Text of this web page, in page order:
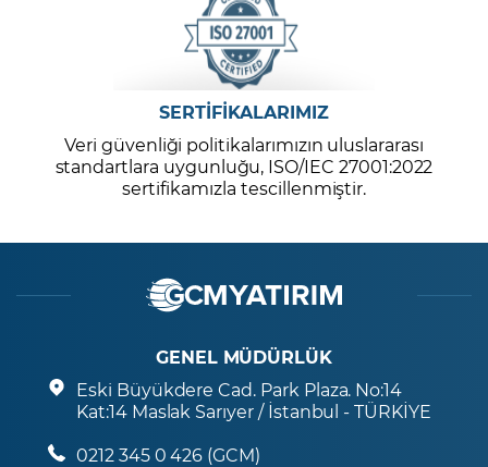
SERTİFİKALARIMIZ
Veri güvenliği politikalarımızın uluslararası
standartlara uygunluğu, ISO/IEC 27001:2022
sertifikamızla tescillenmiştir.
GENEL MÜDÜRLÜK
Eski Büyükdere Cad. Park Plaza. No:14
Kat:14 Maslak Sarıyer / İstanbul - TÜRKİYE
0212 345 0 426 (GCM)